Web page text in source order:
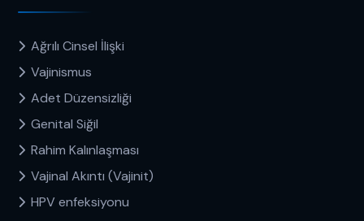
Ağrılı Cinsel İlişki
Vajinismus
Adet Düzensizliği
Genital Siğil
Rahim Kalınlaşması
Vajinal Akıntı (Vajinit)
HPV enfeksiyonu